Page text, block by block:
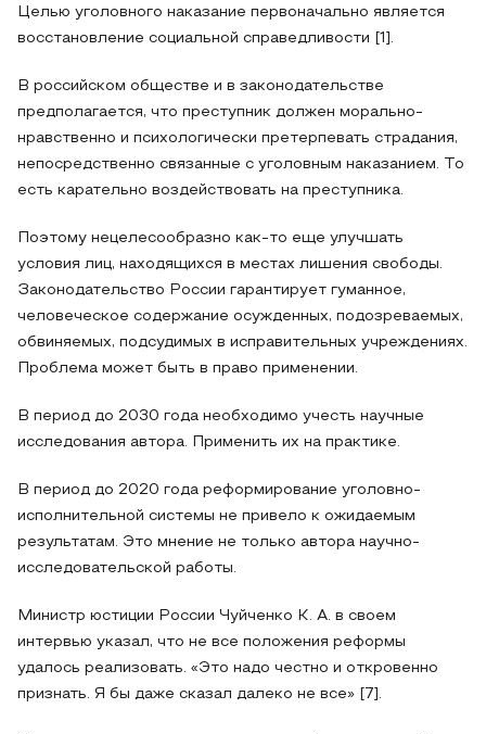
Целью уголовного наказание первоначально является
восстановление социальной справедливости [1].
В российском обществе и в законодательстве
предполагается, что преступник должен морально-
нравственно и психологически претерпевать страдания,
непосредственно связанные с уголовным наказанием. То
есть карательно воздействовать на преступника.
Поэтому нецелесообразно как-то еще улучшать
условия лиц, находящихся в местах лишения свободы.
Законодательство России гарантирует гуманное,
человеческое содержание осужденных, подозреваемых,
обвиняемых, подсудимых в исправительных учреждениях.
Проблема может быть в право применении.
В период до 2030 года необходимо учесть научные
исследования автора. Применить их на практике.
В период до 2020 года реформирование уголовно-
исполнительной системы не привело к ожидаемым
результатам. Это мнение не только автора научно-
исследовательской работы.
Министр юстиции России Чуйченко К. А. в своем
интервью указал, что не все положения реформы
удалось реализовать. «Это надо честно и откровенно
признать. Я бы даже сказал далеко не все» [7].